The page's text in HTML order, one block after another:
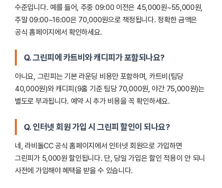
수준입니다. 예를 들어, 주중 09:00 이전은 45,000원~55,000원,
주말 09:00~16:00은 70,000원으로 책정됩니다. 정확한 금액은
공식 홈페이지에서 확인하세요.
Q. 그린피에 카트비와 캐디피가 포함되나요?
아니요, 그린피는 기본 라운딩 비용만 포함하며, 카트비(팀당
40,000원)와 캐디피(9홀 기준 팀당 70,000원, 야간 75,000원)는
별도로 부과됩니다. 예약 시 추가 비용을 꼭 확인하세요.
Q. 인터넷 회원 가입 시 그린피 할인이 되나요?
네, 라비돌CC 공식 홈페이지에서 인터넷 회원으로 가입하면
그린피가 5,000원 할인됩니다. 단, 당일 가입은 할인 적용이 안 되니
사전에 가입해야 혜택을 받을 수 있습니다.